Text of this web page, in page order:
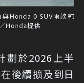
Honda 0 SUV兩款純
Honda提供
劃於2026上半
後續擴及到日